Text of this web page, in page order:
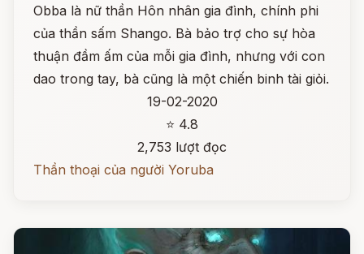
Obba là nữ thần Hôn nhân gia đình, chính phi
của thần sấm Shango. Bà bảo trợ cho sự hòa
thuận đầm ấm của mỗi gia đình, nhưng với con
dao trong tay, bà cũng là một chiến binh tài giỏi.
19-02-2020
⭐ 4.8
2,753 lượt đọc
Thần thoại của người Yoruba